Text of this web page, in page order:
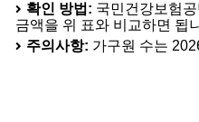
확인 방법: 국민건강보험
금액을 위 표와 비교하면 됩
주의사항: 가구원 수는